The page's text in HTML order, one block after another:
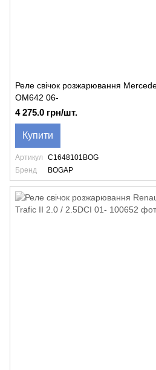
Реле свічок розжарювання
OM642 06-
4 275.0 грн/шт.
Купити
Артикул
C1648101BOG
Бренд
BOGAP